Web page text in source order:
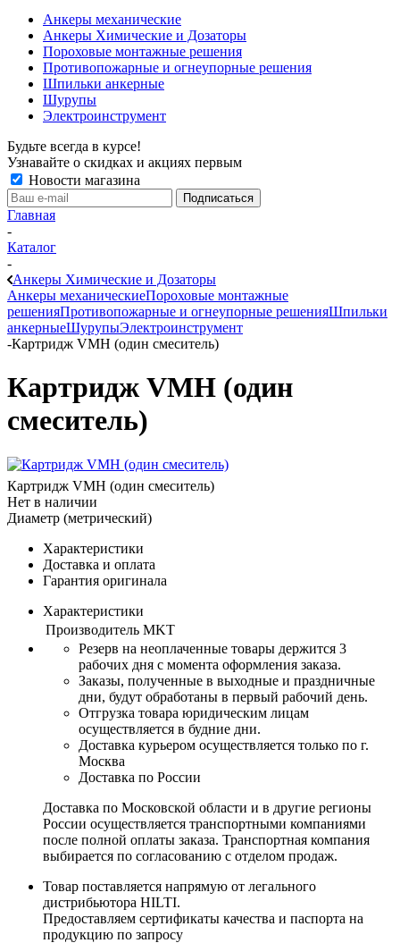
Анкеры механические
Анкеры Химические и Дозаторы
Пороховые монтажные решения
Противопожарные и огнеупорные решения
Шпильки анкерные
Шурупы
Электроинструмент
Будьте всегда в курсе!
Узнавайте о скидках и акциях первым
Новости магазина
Главная
-
Каталог
-
Анкеры Химические и Дозаторы
Анкеры механическиеПороховые монтажные
решенияПротивопожарные и огнеупорные решенияШпильки
анкерныеШурупыЭлектроинструмент
-Картридж VMH (один смеситель)
Картридж VMH (один
смеситель)
Картридж VMH (один смеситель)
Нет в наличии
Диаметр (метрический)
Характеристики
Доставка и оплата
Гарантия оригинала
Характеристики
Производитель MKT
Резерв на неоплаченные товары держится 3
рабочих дня с момента оформления заказа.
Заказы, полученные в выходные и праздничные
дни, будут обработаны в первый рабочий день.
Отгрузка товара юридическим лицам
осуществляется в будние дни.
Доставка курьером осуществляется только по г.
Москва
Доставка по России
Доставка по Московской области и в другие регионы
России осуществляется транспортными компаниями
после полной оплаты заказа. Транспортная компания
выбирается по согласованию с отделом продаж.
Товар поставляется напрямую от легального
дистрибьютора HILTI.
Предоставляем сертификаты качества и паспорта на
продукцию по запросу